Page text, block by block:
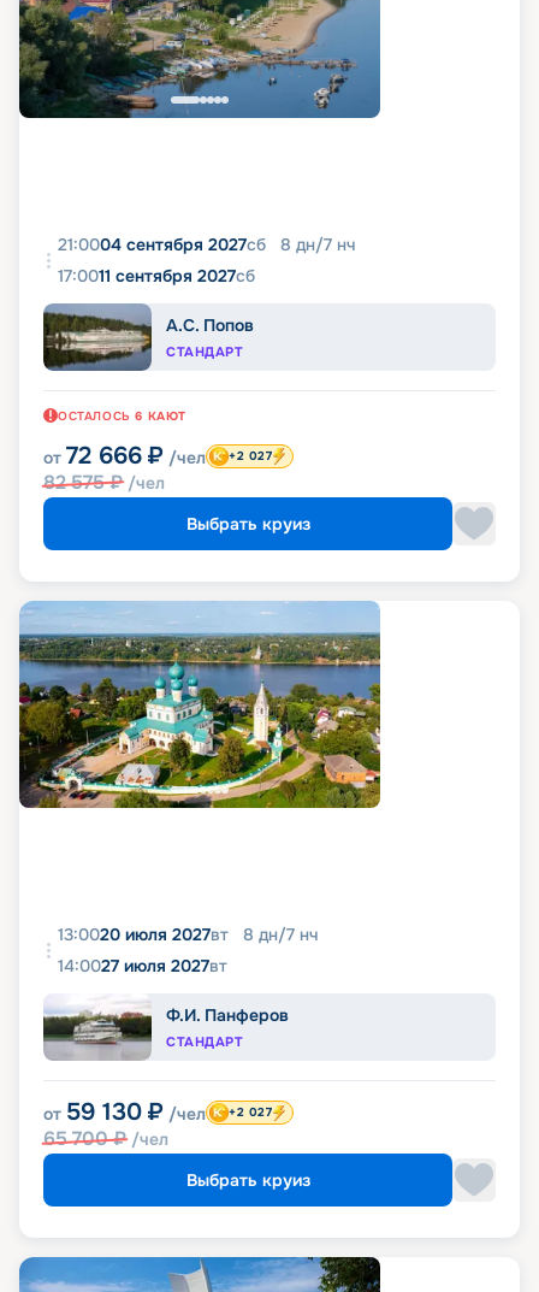
21:0004 сентября 2027сб 8 дн/7 нч
17:0011 сентября 2027сб
А.С. Попов
СТАНДАРТ
ОСТАЛОСЬ 6 КАЮТ
от 72 666 ₽ /чел
82 575₽ /чел
+2 027
Выбрать круиз
13:0020 июля 2027вт 8 дн/7 нч
14:0027 июля 2027вт
Ф.И. Панферов
СТАНДАРТ
от 59 130 ₽ /чел
65 700₽ /чел
+2 027
Выбрать круиз